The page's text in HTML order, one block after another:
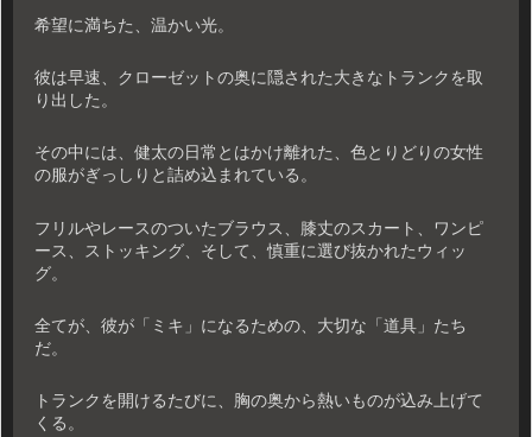
希望に満ちた、温かい光。
彼は早速、クローゼットの奥に隠された大きなトランクを取
り出した。
その中には、健太の日常とはかけ離れた、色とりどりの女性
の服がぎっしりと詰め込まれている。
フリルやレースのついたブラウス、膝丈のスカート、ワンピ
ース、ストッキング、そして、慎重に選び抜かれたウィッ
グ。
全てが、彼が「ミキ」になるための、大切な「道具」たち
だ。
トランクを開けるたびに、胸の奥から熱いものが込み上げて
くる。